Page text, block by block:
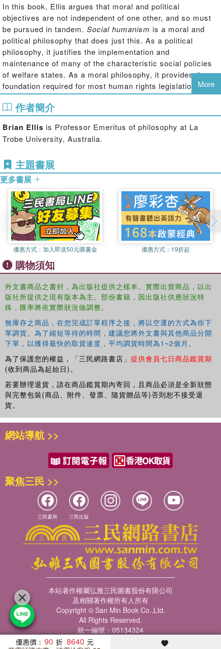
In this book, Ellis argues that moral and political
objectives are not independent of one other, and so must
be pursued in tandem. Social humanism is a moral and
political philosophy that does just this. As a political
philosophy, it justifies the implementation and
maintenance of many of the characteristic social policies
of welfare states. As a moral philosophy, it provides the
foundation required for most human rights legislation.
To this end, Ellis elaborates on the theory of social
humanism and the need to reconsider the metaphysical
foundations of morals. He develops the theory of social
idealism as a meta-theory for both morals and social
policy, exploring the global consequences of this new
approach.
More
作者簡介
Brian Ellis is Professor Emeritus of philosophy at La
Trobe University, Australia.
主題書展
更多書展
優惠方式： 加入即送50元購書金 優惠方式： 19折起
購物須知
外文書商品之書封，為出版社提供之樣本。實際出貨商品，以出
版社所提供之現有版本為主。部份書籍，因出版社供應狀況特
殊，匯率將依實際狀況做調整。
無庫存之商品，在您完成訂單程序之後，將以空運的方式為你下
單調貨。為了縮短等待的時間，建議您將外文書與其他商品分開
下單，以獲得最快的取貨速度，平均調貨時間為1~2個月。
為了保護您的權益，「三民網路書店」 提供會員七日商品鑑賞期
(收到商品為起始日)。
若要辦理退貨，請在商品鑑賞期內寄回，且商品必須是全新狀態
與完整包裝(商品、附件、發票、隨貨贈品等)否則恕不接受退
貨。
優惠價： 90 8640
網站導航 >>
聚焦三民 >>
三民書局 三民出版
本站著作權屬弘雅三民圖書股份有限公司
及相關著作權所有人所有
Copyright © San Min Book Co.,Ltd.
All Rights Reserved.
統一編號：05134324